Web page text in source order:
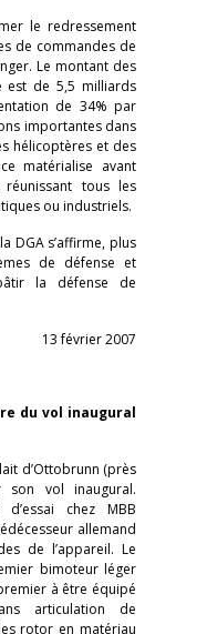
le redressement
de commandes de
Le montant des
est de 5,5 milliards
de 34% par
importantes dans
hélicoptères et des
matérialise avant
tous les
ou industriels.
DGA s’affirme, plus
de défense et
la défense de
13 février 2007
du vol inaugural
d’Ottobrunn (près
son vol inaugural.
chez MBB
allemand
de l’appareil. Le
bimoteur léger
à être équipé
articulation de
rotor en matériau